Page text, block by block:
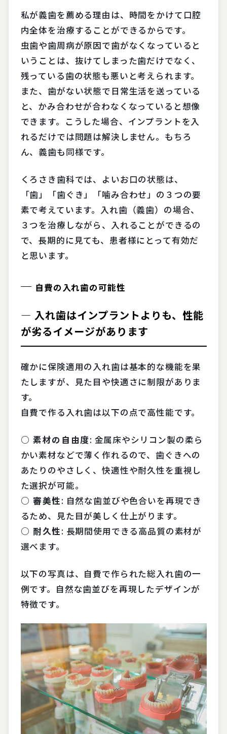
私が義歯を薦める理由は、時間をかけて口腔
内全体を治療することができるからです。
虫歯や歯周病が原因で歯がなくなっていると
いうことは、抜けてしまった歯だけでなく、
残っている歯の状態も悪いと考えられます。
また、歯がない状態で日常生活を送っている
と、かみ合わせが合わなくなっていると想像
できます。こうした場合、インプラントを入
れるだけでは問題は解決しません。もちろ
ん、義歯も同様です。
くろさき歯科では、よいお口の状態は、
「歯」「歯ぐき」「噛み合わせ」の３つの要
素で考えています。入れ歯（義歯）の場合、
３つを治療しながら、入れることができるの
で、長期的に見ても、患者様にとって有効だ
と思います。
自費の入れ歯の可能性
― 入れ歯はインプラントよりも、性能
が劣るイメージがあります
確かに保険適用の入れ歯は基本的な機能を果
たしますが、見た目や快適さに制限がありま
す。
自費で作る入れ歯は以下の点で高性能です。
○ 素材の自由度: 金属床やシリコン製の柔ら
かい素材などで薄く作れるので、歯ぐきへの
あたりのやさしく、快適性や耐久性を重視し
た選択が可能。
○ 審美性: 自然な歯並びや色合いを再現でき
るため、見た目が美しく仕上がります。
○ 耐久性: 長期間使用できる高品質の素材が
選べます。
以下の写真は、自費で作られた総入れ歯の一
例です。自然な歯並びを再現したデザインが
特徴です。